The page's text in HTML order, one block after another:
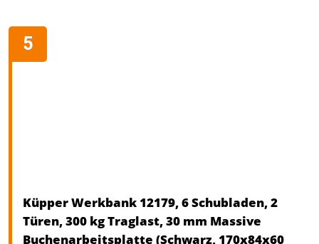
Küpper Werkbank 12179, 6 Schubladen, 2
Türen, 300 kg Traglast, 30 mm Massive
Buchenarbeitsplatte (Schwarz, 170x84x60